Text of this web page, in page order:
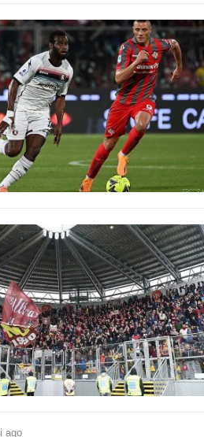
ago